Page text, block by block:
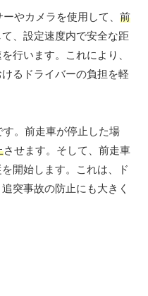
やカメラを使用して、 前
て、設定速度内で安全な距
行います。これにより、
るドライバーの負担を軽
。前走車が停止した場
させます。そして、前走車
開始します。これは、ド
突事故の防止にも大きく